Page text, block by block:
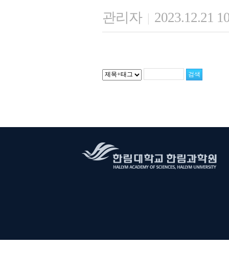
관리자 | 2023.12.21